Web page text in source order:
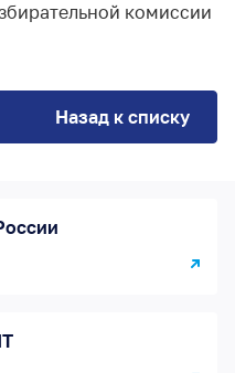
комиссии
Назад к списку